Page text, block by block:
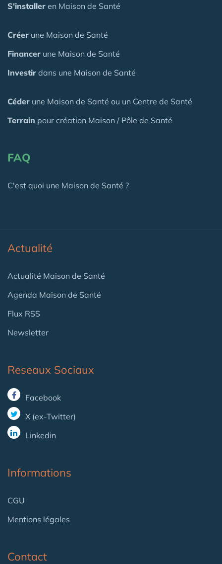
S'installer en Maison de Santé
Créer une Maison de Santé
Financer une Maison de Santé
Investir dans une Maison de Santé
Céder une Maison de Santé ou un Centre de Santé
Terrain pour création Maison / Pôle de Santé
FAQ
C'est quoi une Maison de Santé ?
Actualité
Actualité Maison de Santé
Agenda Maison de Santé
Flux RSS
Newsletter
Reseaux Sociaux
Facebook
X (ex-Twitter)
Linkedin
Informations
CGU
Mentions légales
Contact